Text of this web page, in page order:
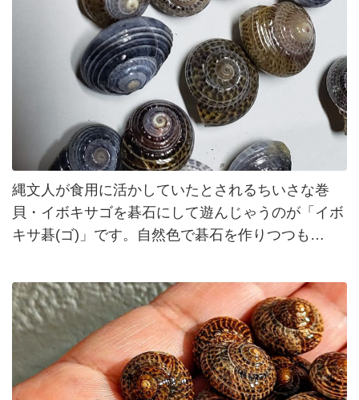
縄文人が食用に活かしていたとされるちいさな巻
貝・イボキサゴを碁石にして遊んじゃうのが「イボ
キサ碁(ゴ)」です。自然色で碁石を作りつつも…